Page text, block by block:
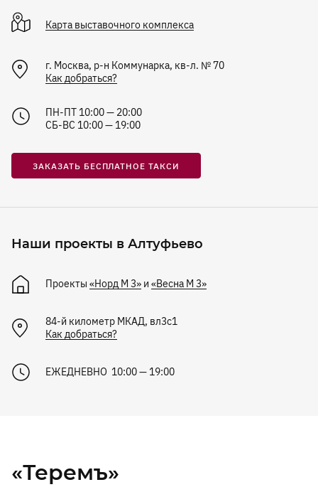
Карта выставочного комплекса
г. Москва, р-н Коммунарка, кв-л. № 70
Как добраться?
ПН-ПТ 10:00 — 20:00
СБ-ВС 10:00 — 19:00
ЗАКАЗАТЬ БЕСПЛАТНОЕ ТАКСИ
Наши проекты в Алтуфьево
Проекты «Норд М 3» и «Весна М 3»
84-й километр МКАД, вл3с1
Как добраться?
ЕЖЕДНЕВНО 10:00 — 19:00
«Теремъ»